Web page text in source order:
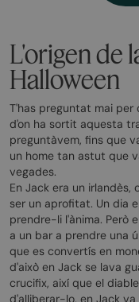
L'origen de
Halloween
T'has preguntat mai per
d'on ha sortit aquesta
preguntàvem, fins que
un home tan astut que
vegades.
En Jack era un irlandès,
ser un aprofitat. Un dia
prendre-li l'ànima. Però
a un bar a prendre una
que es convertís en
d'això en Jack se lava
crucifix, així que el
d'alliberar-lo, en Jack